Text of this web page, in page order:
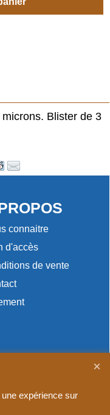
Blister de 3
connaitre
d'accès
de vente
expérience sur